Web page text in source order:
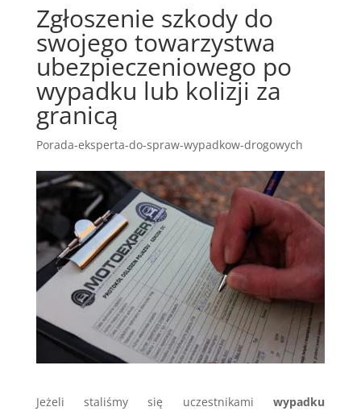
Zgłoszenie szkody do
swojego towarzystwa
ubezpieczeniowego po
wypadku lub kolizji za
granicą
Porada-eksperta-do-spraw-wypadkow-drogowych
Jeżeli staliśmy się uczestnikamiwypadku